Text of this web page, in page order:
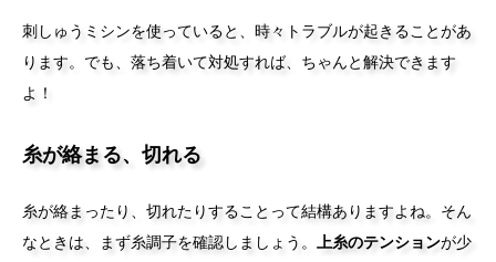
刺しゅうミシンを使っていると、時々トラブルが起きることがあ
ります。でも、落ち着いて対処すれば、ちゃんと解決できます
よ！
糸が絡まる、切れる
糸が絡まったり、切れたりすることって結構ありますよね。そん
なときは、まず糸調子を確認しましょう。 上糸のテンションが少